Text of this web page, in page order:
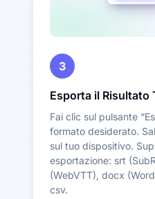
3
Esporta il Risultato
Fai clic sul pulsante
formato desiderato.
sul tuo dispositivo.
esportazione: srt
(WebVTT), docx
csv.